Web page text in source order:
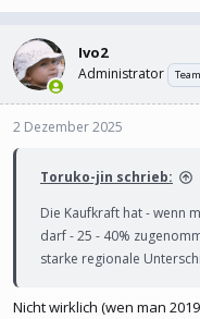
Ivo2
Administrator
2 Dezember 2025
Toruko-jin schrieb:
Die Kaufkraft hat - wenn
darf - 25 - 40%
starke regionale
Nicht wirklich (wen man